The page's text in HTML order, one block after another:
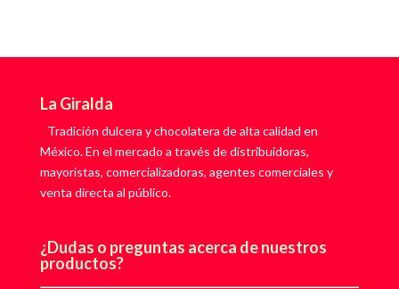
La Giralda
Tradición dulcera y chocolatera de alta calidad en
México. En el mercado a través de distribuidoras,
mayoristas, comercializadoras, agentes comerciales y
venta directa al público.
¿Dudas o preguntas acerca de nuestros
productos?